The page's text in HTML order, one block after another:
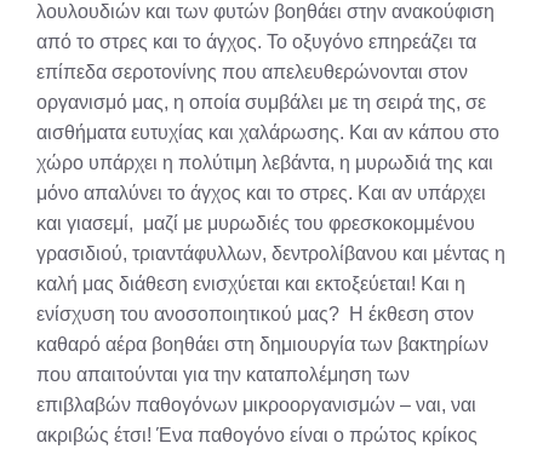
λουλουδιών και των φυτών βοηθάει στην ανακούφιση
από το στρες και το άγχος. Το οξυγόνο επηρεάζει τα
επίπεδα σεροτονίνης που απελευθερώνονται στον
οργανισμό μας, η οποία συμβάλει με τη σειρά της, σε
αισθήματα ευτυχίας και χαλάρωσης. Και αν κάπου στο
χώρο υπάρχει η πολύτιμη λεβάντα, η μυρωδιά της και
μόνο απαλύνει το άγχος και το στρες. Και αν υπάρχει
και γιασεμί, μαζί με μυρωδιές του φρεσκοκομμένου
γρασιδιού, τριαντάφυλλων, δεντρολίβανου και μέντας η
καλή μας διάθεση ενισχύεται και εκτοξεύεται! Και η
ενίσχυση του ανοσοποιητικού μας? Η έκθεση στον
καθαρό αέρα βοηθάει στη δημιουργία των βακτηρίων
που απαιτούνται για την καταπολέμηση των
επιβλαβών παθογόνων μικροοργανισμών – ναι, ναι
ακριβώς έτσι! Ένα παθογόνο είναι ο πρώτος κρίκος